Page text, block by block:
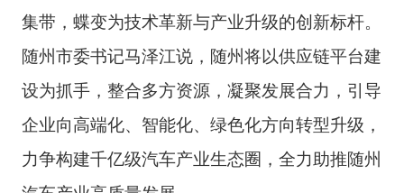
集带，蝶变为技术革新与产业升级的创新标杆。
随州市委书记马泽江说，随州将以供应链平台建
设为抓手，整合多方资源，凝聚发展合力，引导
企业向高端化、智能化、绿色化方向转型升级，
力争构建千亿级汽车产业生态圈，全力助推随州